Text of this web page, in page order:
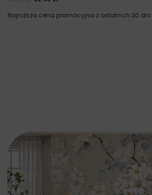
Najniższa cena promocyjna z ostatnich 30 dni: